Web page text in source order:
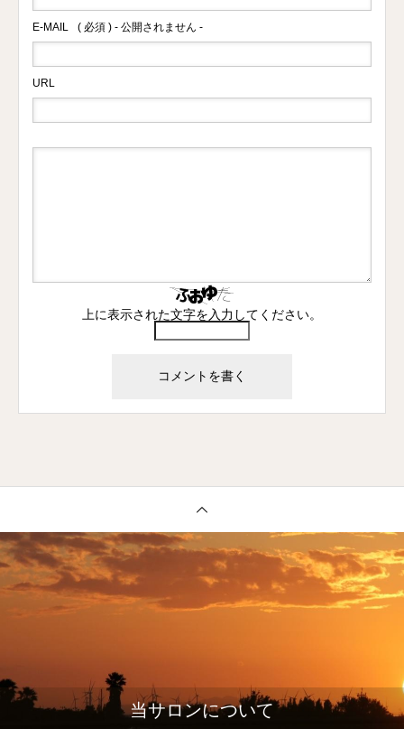
E-MAIL ( 必須 ) - 公開されません -
URL
上に表示された文字を入力してください。
当サロンについて